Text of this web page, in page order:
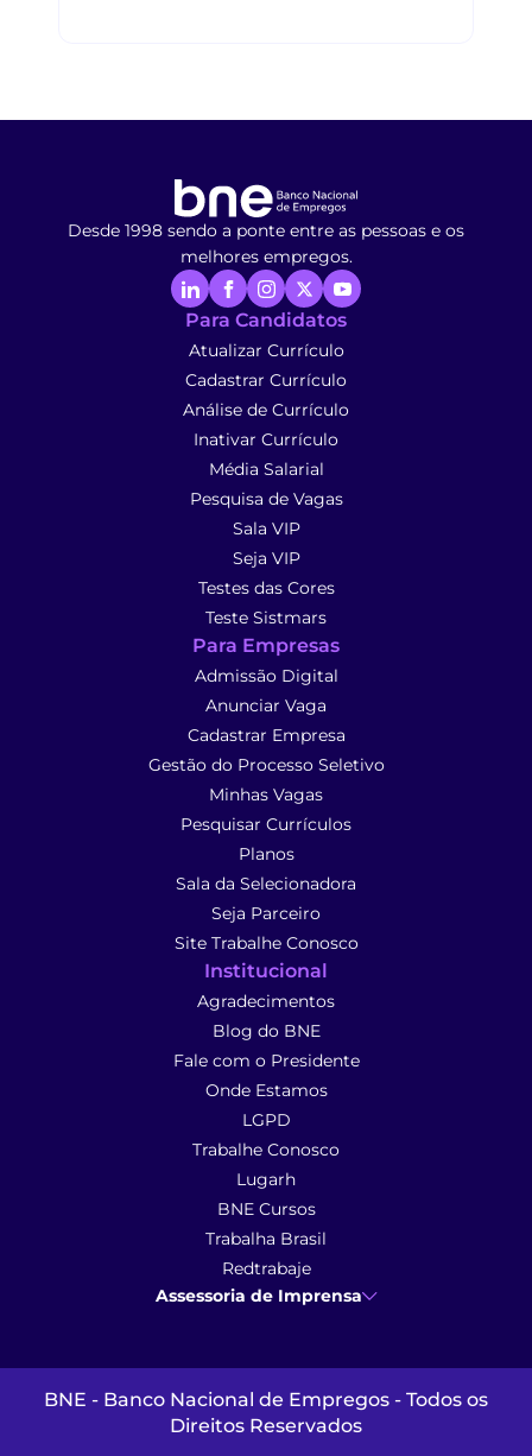
Desde 1998 sendo a ponte entre as pessoas e os
melhores empregos.
Para Candidatos
Atualizar Currículo
Cadastrar Currículo
Análise de Currículo
Inativar Currículo
Média Salarial
Pesquisa de Vagas
Sala VIP
Seja VIP
Testes das Cores
Teste Sistmars
Para Empresas
Admissão Digital
Anunciar Vaga
Cadastrar Empresa
Gestão do Processo Seletivo
Minhas Vagas
Pesquisar Currículos
Planos
Sala da Selecionadora
Seja Parceiro
Site Trabalhe Conosco
Institucional
Agradecimentos
Blog do BNE
Fale com o Presidente
Onde Estamos
LGPD
Trabalhe Conosco
Lugarh
BNE Cursos
Trabalha Brasil
Redtrabaje
Assessoria de Imprensa
(41) 9 9102-1413
BNE - Banco Nacional de Empregos - Todos os
Direitos Reservados